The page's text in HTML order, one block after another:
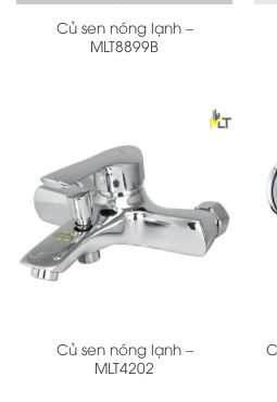
Củ sen nóng lạnh –
MLT8899B
Củ sen nóng lạnh –
MLT4202